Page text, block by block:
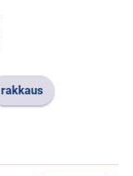
rakkaus